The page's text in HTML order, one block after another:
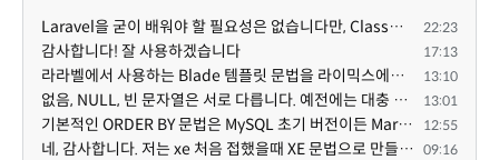
Laravel을 굳이 배워야 할 필요성은 없습니다만, Class기반의 객체 지향 프로그래밍과, PSR-4라는 Composer... 22:23
감사합니다! 잘 사용하겠습니다 17:13
라라벨에서 사용하는 Blade 템플릿 문법을 라이믹스에서도 일부분 도입하였는데, 양쪽의 템플릿 매뉴얼 분량... 13:10
없음, NULL, 빈 문자열은 서로 다릅니다. 예전에는 대충 써도 서로 통용되었지만, 그것 때문에 버그나 보안... 13:01
기본적인 ORDER BY 문법은 MySQL 초기 버전이든 MariaDB 최신 버전이든 차이가 없습니다. 라이믹스 게시판에... 12:55
네, 감사합니다. 저는 xe 처음 접했을때 XE 문법으로 만들었다고 해서 xe코드들이 php와 전혀 다른것 같이 ... 09:16